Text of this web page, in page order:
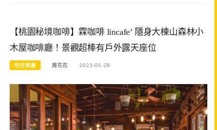
【桃園秘境咖啡】霖咖啡 lincafe’ 隱身大棟山森林小
木屋咖啡廳！景觀超棒有戶外露天座位
吃在桃園 周花花 2023-05-28